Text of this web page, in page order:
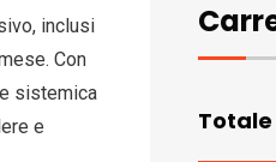
inclusi
Con
sistemica
e
Totale